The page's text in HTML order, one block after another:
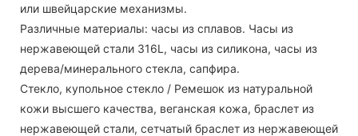
или швейцарские механизмы.
Различные материалы: часы из сплавов. Часы из
нержавеющей стали 316L, часы из силикона, часы из
дерева/минерального стекла, сапфира.
Стекло, купольное стекло / Ремешок из натуральной
кожи высшего качества, веганская кожа, браслет из
нержавеющей стали, сетчатый браслет из нержавеющей